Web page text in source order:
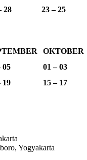
28 23 – 25
OKTOBER
05
01 – 03
19 15 – 17
Yogyakarta